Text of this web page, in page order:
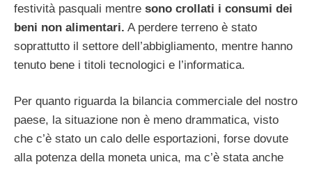
festività pasquali mentre sono crollati i consumi dei
beni non alimentari. A perdere terreno è stato
soprattutto il settore dell’abbigliamento, mentre hanno
tenuto bene i titoli tecnologici e l’informatica.
Per quanto riguarda la bilancia commerciale del nostro
paese, la situazione non è meno drammatica, visto
che c’è stato un calo delle esportazioni, forse dovute
alla potenza della moneta unica, ma c’è stata anche